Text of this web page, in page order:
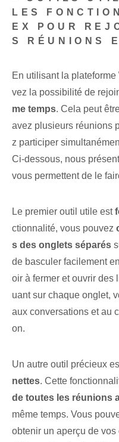
LES
EX POUR
S RÉUNIONS
En utilisant la
vez la possibilité de
me temps. Cela peut
avez plusieurs réunions
z participer
Ci-dessous, nous
vous permettent de le
Le premier outil utile est
ctionnalité, vous pouvez
s des onglets séparés
de basculer facilement
oir à fermer et ouvrir des
uant sur chaque onglet,
aux conversations et au
on.
Un autre outil précieux
nettes. Cette
de toutes les réunions
même temps. Vous
obtenir un aperçu de